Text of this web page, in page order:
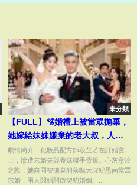
未分類
【FULL】🫧婚禮上被當眾拋棄，
她嫁給妹妹嫌棄的老大叔，人人
笑她傻，殊不知他是隱藏的全城
首富，溫柔又多金，婚後將她寵
上天！😍#一口氣看完 #郭伊慧 #
劇情簡介：化妝品配方師段芷若在訂婚宴
上，慘遭未婚夫與養妹聯手背叛。心灰意冷
之際，她向同被拋棄的落魄大叔紀思南當眾
求婚，兩人閃婚開啟契約婚姻。...